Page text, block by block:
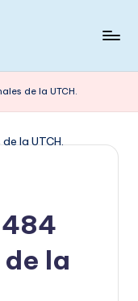
de la UTCH.
la